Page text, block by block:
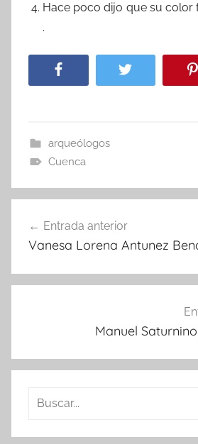
Hace poco dijo que su color
.
arqueólogos
Cuenca
de
Entrada anterior
Vanesa Lorena Antunez
Manuel
Buscar: